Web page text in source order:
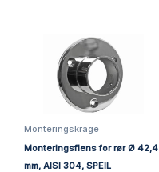
Monteringskrage
Monteringsflens for rør Ø 42,4
mm, AISI 304, SPEIL